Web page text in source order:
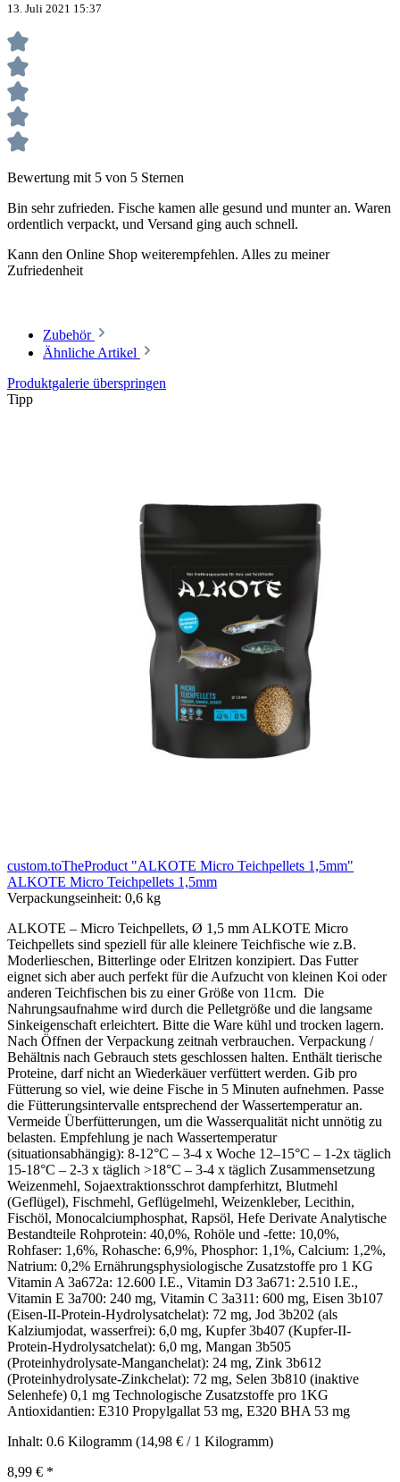
13. Juli 2021 15:37
Bewertung mit 5 von 5 Sternen
Bin sehr zufrieden. Fische kamen alle gesund und munter an. Waren
ordentlich verpackt, und Versand ging auch schnell.
Kann den Online Shop weiterempfehlen. Alles zu meiner
Zufriedenheit
Zubehör
Ähnliche Artikel
Produktgalerie überspringen
Tipp
custom.toTheProduct "ALKOTE Micro Teichpellets 1,5mm"
ALKOTE Micro Teichpellets 1,5mm
Verpackungseinheit: 0,6 kg
ALKOTE – Micro Teichpellets, Ø 1,5 mm ALKOTE Micro
Teichpellets sind speziell für alle kleinere Teichfische wie z.B.
Moderlieschen, Bitterlinge oder Elritzen konzipiert. Das Futter
eignet sich aber auch perfekt für die Aufzucht von kleinen Koi oder
anderen Teichfischen bis zu einer Größe von 11cm. Die
Nahrungsaufnahme wird durch die Pelletgröße und die langsame
Sinkeigenschaft erleichtert. Bitte die Ware kühl und trocken lagern.
Nach Öffnen der Verpackung zeitnah verbrauchen. Verpackung /
Behältnis nach Gebrauch stets geschlossen halten. Enthält tierische
Proteine, darf nicht an Wiederkäuer verfüttert werden. Gib pro
Fütterung so viel, wie deine Fische in 5 Minuten aufnehmen. Passe
die Fütterungsintervalle entsprechend der Wassertemperatur an.
Vermeide Überfütterungen, um die Wasserqualität nicht unnötig zu
belasten. Empfehlung je nach Wassertemperatur
(situationsabhängig): 8-12°C – 3-4 x Woche 12–15°C – 1-2x täglich
15-18°C – 2-3 x täglich >18°C – 3-4 x täglich Zusammensetzung
Weizenmehl, Sojaextraktionsschrot dampferhitzt, Blutmehl
(Geflügel), Fischmehl, Geflügelmehl, Weizenkleber, Lecithin,
Fischöl, Monocalciumphosphat, Rapsöl, Hefe Derivate Analytische
Bestandteile Rohprotein: 40,0%, Rohöle und -fette: 10,0%,
Rohfaser: 1,6%, Rohasche: 6,9%, Phosphor: 1,1%, Calcium: 1,2%,
Natrium: 0,2% Ernährungsphysiologische Zusatzstoffe pro 1 KG
Vitamin A 3a672a: 12.600 I.E., Vitamin D3 3a671: 2.510 I.E.,
Vitamin E 3a700: 240 mg, Vitamin C 3a311: 600 mg, Eisen 3b107
(Eisen-II-Protein-Hydrolysatchelat): 72 mg, Jod 3b202 (als
Kalziumjodat, wasserfrei): 6,0 mg, Kupfer 3b407 (Kupfer-II-
Protein-Hydrolysatchelat): 6,0 mg, Mangan 3b505
(Proteinhydrolysate-Manganchelat): 24 mg, Zink 3b612
(Proteinhydrolysate-Zinkchelat): 72 mg, Selen 3b810 (inaktive
Selenhefe) 0,1 mg Technologische Zusatzstoffe pro 1KG
Antioxidantien: E310 Propylgallat 53 mg, E320 BHA 53 mg
Inhalt: 0.6 Kilogramm (14,98 € / 1 Kilogramm)
8,99 € *